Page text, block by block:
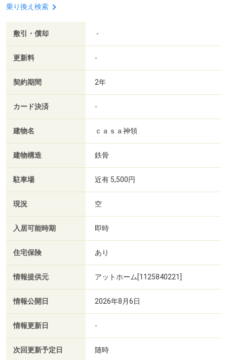
乗り換え検索
敷引・償却 -
更新料 -
契約期間 2年
カード決済 -
建物名 ｃａｓａ神領
建物構造 鉄骨
駐車場 近有 5,500円
現況 空
入居可能時期 即時
住宅保険 あり
情報提供元 アットホーム[1125840221]
情報公開日 2026年8月6日
情報更新日 -
次回更新予定日 随時